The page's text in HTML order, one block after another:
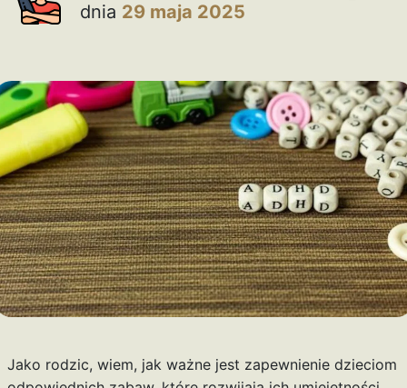
dnia 29 maja 2025
Jako rodzic, wiem, jak ważne jest zapewnienie dzieciom